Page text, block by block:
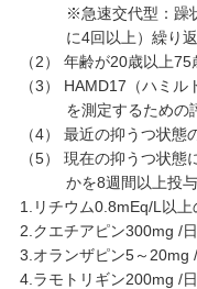
※急速交代型：躁
に4回以上）繰り返
（2） 年齢が20歳以上75
（3） HAMD17（ハミ
を測定するため
（4） 最近の抑うつ状態
（5） 現在の抑うつ状
かを8週間以上投
1.リチウム0.8mEq/L以
2.クエチアピン300mg /日
3.オランザピン5～20mg
4.ラモトリギン200mg /日